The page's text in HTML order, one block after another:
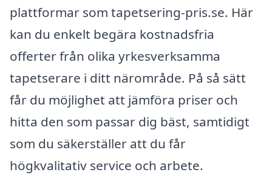
plattformar som tapetsering-pris.se. Här
kan du enkelt begära kostnadsfria
offerter från olika yrkesverksamma
tapetserare i ditt närområde. På så sätt
får du möjlighet att jämföra priser och
hitta den som passar dig bäst, samtidigt
som du säkerställer att du får
högkvalitativ service och arbete.